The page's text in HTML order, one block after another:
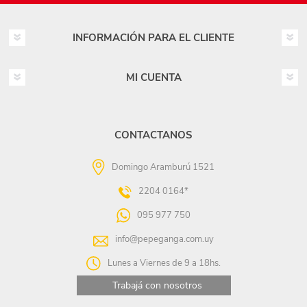
INFORMACIÓN PARA EL CLIENTE
MI CUENTA
CONTACTANOS
Domingo Aramburú 1521
2204 0164*
095 977 750
info@pepeganga.com.uy
Lunes a Viernes de 9 a 18hs.
Trabajá con nosotros